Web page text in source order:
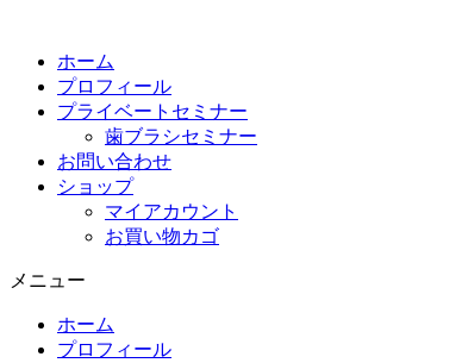
ホーム
プロフィール
プライベートセミナー
歯ブラシセミナー
お問い合わせ
ショップ
マイアカウント
お買い物カゴ
メニュー
ホーム
プロフィール